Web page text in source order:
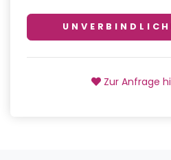
Zur Anfrage